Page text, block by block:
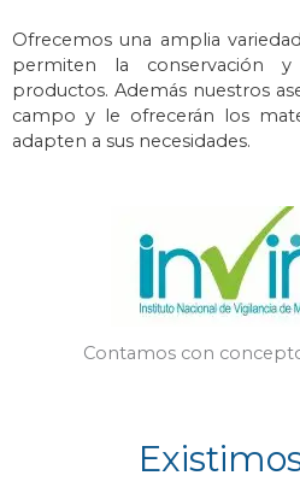
Ofrecemos una amplia
permiten la conservación
productos. Además nuestros
campo y le ofrecerán los
adapten a sus necesidades.
Contamos con